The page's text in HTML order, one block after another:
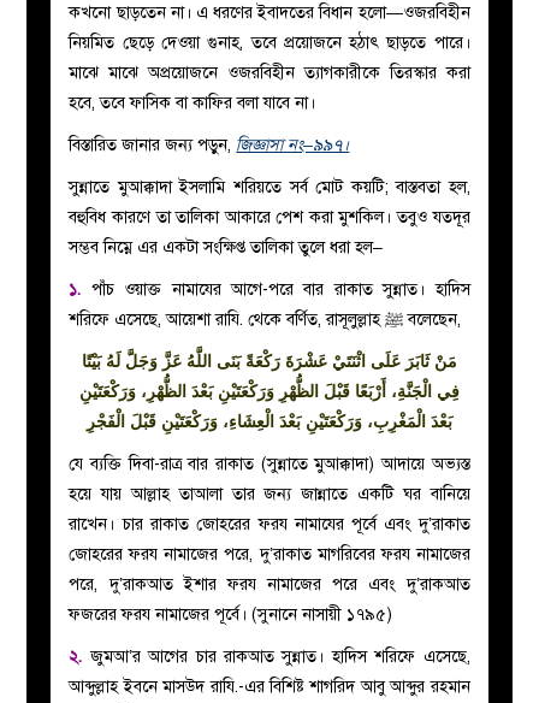
মজলিস
প্রশ্ন
করুন
কখনো ছাড়তেন না। এ ধরণের ইবাদতের বিধান হলো—ওজরবিহীন
নিয়মিত ছেড়ে দেওয়া গুনাহ, তবে প্রয়োজনে হঠাৎ ছাড়তে পারে।
মাঝে মাঝে অপ্রয়োজনে ওজরবিহীন ত্যাগকারীকে তিরস্কার করা
হবে, তবে ফাসিক বা কাফির বলা যাবে না।
বিস্তারিত জানার জন্য পড়ুন, জিজ্ঞাসা নং–৯৯৭।
সুন্নাতে মুআক্কাদা ইসলামি শরিয়তে সর্ব মোট কয়টি; বাস্তবতা হল,
বহুবিধ কারণে তা তালিকা আকারে পেশ করা মুশকিল। তবুও যতদূর
সম্ভব নিম্নে এর একটা সংক্ষিপ্ত তালিকা তুলে ধরা হল–
১. পাঁচ ওয়াক্ত নামাযের আগে-পরে বার রাকাত সুন্নাত। হাদিস
শরিফে এসেছে, আয়েশা রাযি. থেকে বর্ণিত, রাসূলুল্লাহ ﷺ বলেছেন,
مَنْ ثَابَرَ عَلَى اثْنَتَيْ عَشْرَةَ رَكْعَةً بَنَى اللَّهُ عَزَّ وَجَلَّ لَهُ بَيْتًا
فِي الْجَنَّةِ، أَرْبَعًا قَبْلَ الظُّهْرِ وَرَكْعَتَيْنِ بَعْدَ الظُّهْرِ، وَرَكْعَتَيْنِ
بَعْدَ الْمَغْرِبِ، وَرَكْعَتَيْنِ بَعْدَ الْعِشَاءِ، وَرَكْعَتَيْنِ قَبْلَ الْفَجْرِ
যে ব্যক্তি দিবা-রাত্রবার রাকাত(সুন্নাতে মুআক্কাদা) আদায়ে অভ্যস্ত
হয়ে যায় আল্লাহ তাআলা তার জন্য জান্নাতে একটি ঘর বানিয়ে
রাখেন। চার রাকাত জোহরের ফরয নামাযের পূর্বে এবং দু’রাকাত
জোহরের ফরয নামাজের পরে, দু’রাকাত মাগরিবের ফরয নামাজের
পরে, দু’রাকআত ইশার ফরয নামাজের পরে এবং দু’রাকআত
ফজরের ফরয নামাজের পূর্বে। (সুনানে নাসায়ী ১৭৯৫)
২. জুমআ’র আগের চার রাকআত সুন্নাত। হাদিস শরিফে এসেছে,
আব্দুল্লাহ ইবনে মাসউদ রাযি.-এর বিশিষ্ট শাগরিদ আবু আব্দুর রহমান